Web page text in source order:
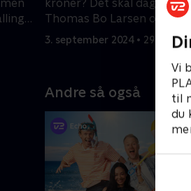
Vi
til
du
kroner? Det skal dagens
Thomas Bo Larsen og Mads
Knarreborg, forsøge at
3. september 2024 • 29 min
Andre så også